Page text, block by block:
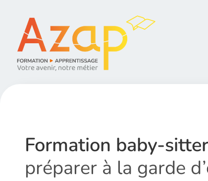
Formation baby-
préparer à la garde